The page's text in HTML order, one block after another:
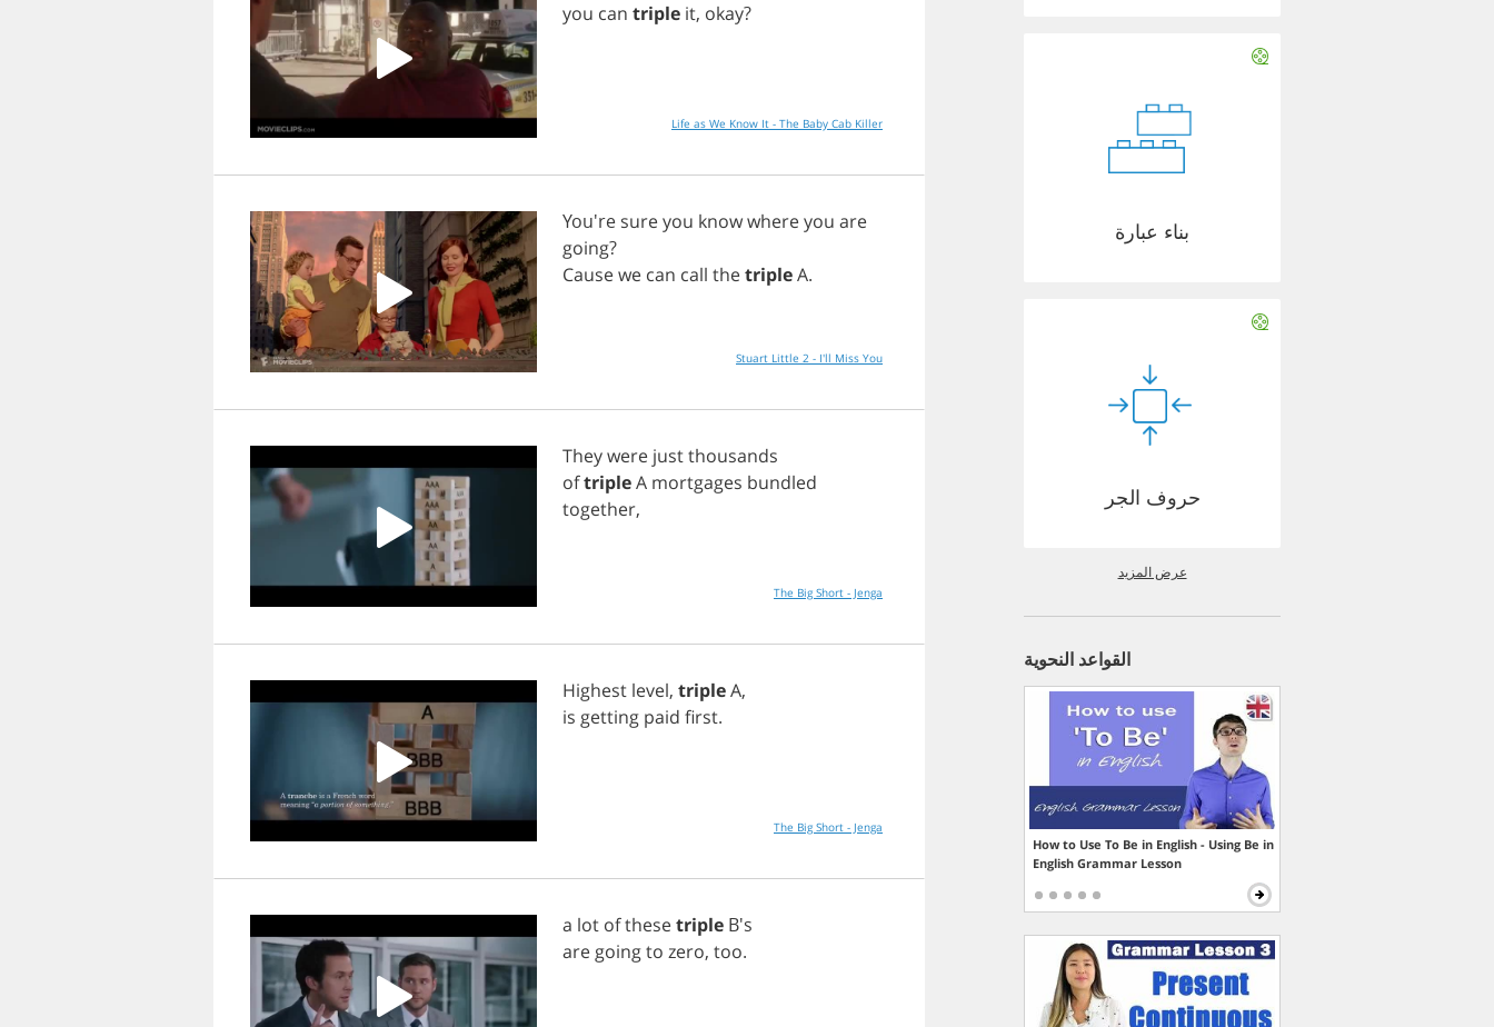
you can triple it, okay?
Life as We Know It - The Baby Cab Killer
You're sureyou knowwhereyou are
going?
Causewe can call thetripleA.
Stuart Little 2 - I'll Miss You
Theywere justthousands
oftripleA mortgages bundled
together,
The Big Short - Jenga
Highest level, tripleA,
is getting paid first.
The Big Short - Jenga
a lot ofthesetriple B's
are goingto zero, too.
بناء عبارة
حروف الجر
عرض المزيد
القواعد النحوية
How to Use To Be in English - Using Be in
English Grammar Lesson